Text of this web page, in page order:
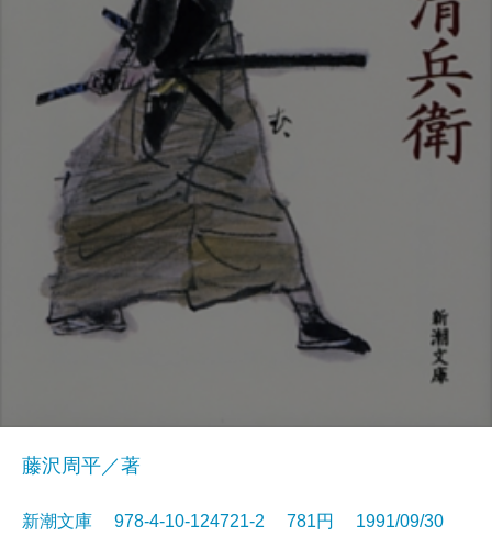
藤沢周平／著
新潮文庫 978-4-10-124721-2 781円 1991/09/30